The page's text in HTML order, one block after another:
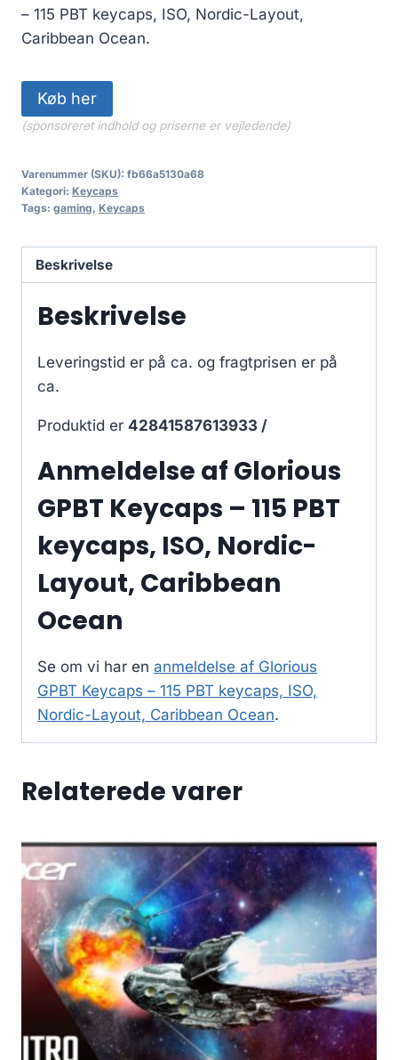
– 115 PBT keycaps, ISO, Nordic-Layout,
Caribbean Ocean.
Køb her
(sponsoreret indhold og priserne er vejledende)
Varenummer (SKU): fb66a5130a68
Kategori: Keycaps
Tags: gaming, Keycaps
Beskrivelse
Beskrivelse
Leveringstid er på ca. og fragtprisen er på
ca.
Produktid er 42841587613933 /
Anmeldelse af Glorious
GPBT Keycaps – 115 PBT
keycaps, ISO, Nordic-
Layout, Caribbean
Ocean
Se om vi har en anmeldelse af Glorious
GPBT Keycaps – 115 PBT keycaps, ISO,
Nordic-Layout, Caribbean Ocean.
Relaterede varer